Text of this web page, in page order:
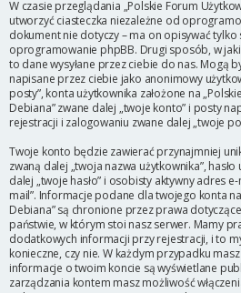
W czasie przeglądania „Polskie Forum
utworzyć ciasteczka niezależne od
dokument nie dotyczy – ma on opisywać
oprogramowanie phpBB. Drugi sposób, w
to dane wysyłane przez ciebie do nas. Mogą
napisane przez ciebie jako anonimowy
posty”, konta użytkownika założone na
Debiana” zwane dalej „twoje konto” i posty
rejestracji i zalogowaniu zwane dalej „twoje
Twoje konto będzie zawierać przynajmniej
zwaną dalej „twoja nazwa użytkownika”,
dalej „twoje hasło” i osobisty aktywny adres
mail”. Informacje podane dla twojego konta
Debiana” są chronione przez prawa
państwie, w którym stoi nasz serwer. Mamy
dodatkowych informacji przy rejestracji, i to
konieczne, czy nie. W każdym przypadku
informacje o twoim koncie są wyświetlane
zarządzania kontem masz możliwość